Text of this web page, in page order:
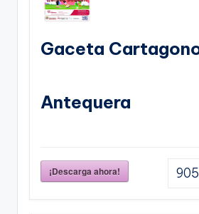
Gaceta
Antequera
¡Descarga ahora!